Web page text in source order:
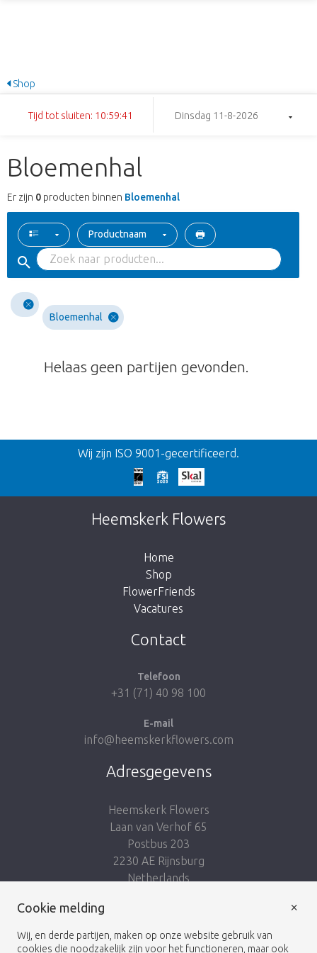
Shop
Tijd tot sluiten: 10:59:41 Dinsdag 11-8-2026
Bloemenhal
Er zijn 0 producten binnen Bloemenhal
Productnaam
Bloemenhal
Helaas geen partijen gevonden.
Terug
Te laat!
Dit artikel is helaas uitverkocht. Klik op de
knop hieronder om terug te gaan naar de
Breng me naar de shop
Wij zijn ISO 9001-gecertificeerd.
Heemskerk Flowers
Home
Shop
FlowerFriends
Vacatures
Contact
Telefoon
+31 (71) 40 98 100
E-mail
info@heemskerkflowers.com
Adresgegevens
Heemskerk Flowers
Laan van Verhof 65
Postbus 203
2230 AE Rijnsburg
Netherlands
Cookie melding
Wij, en derde partijen, maken op onze website gebruik van
cookies die noodzakelijk zijn voor het functioneren, maar ook
×